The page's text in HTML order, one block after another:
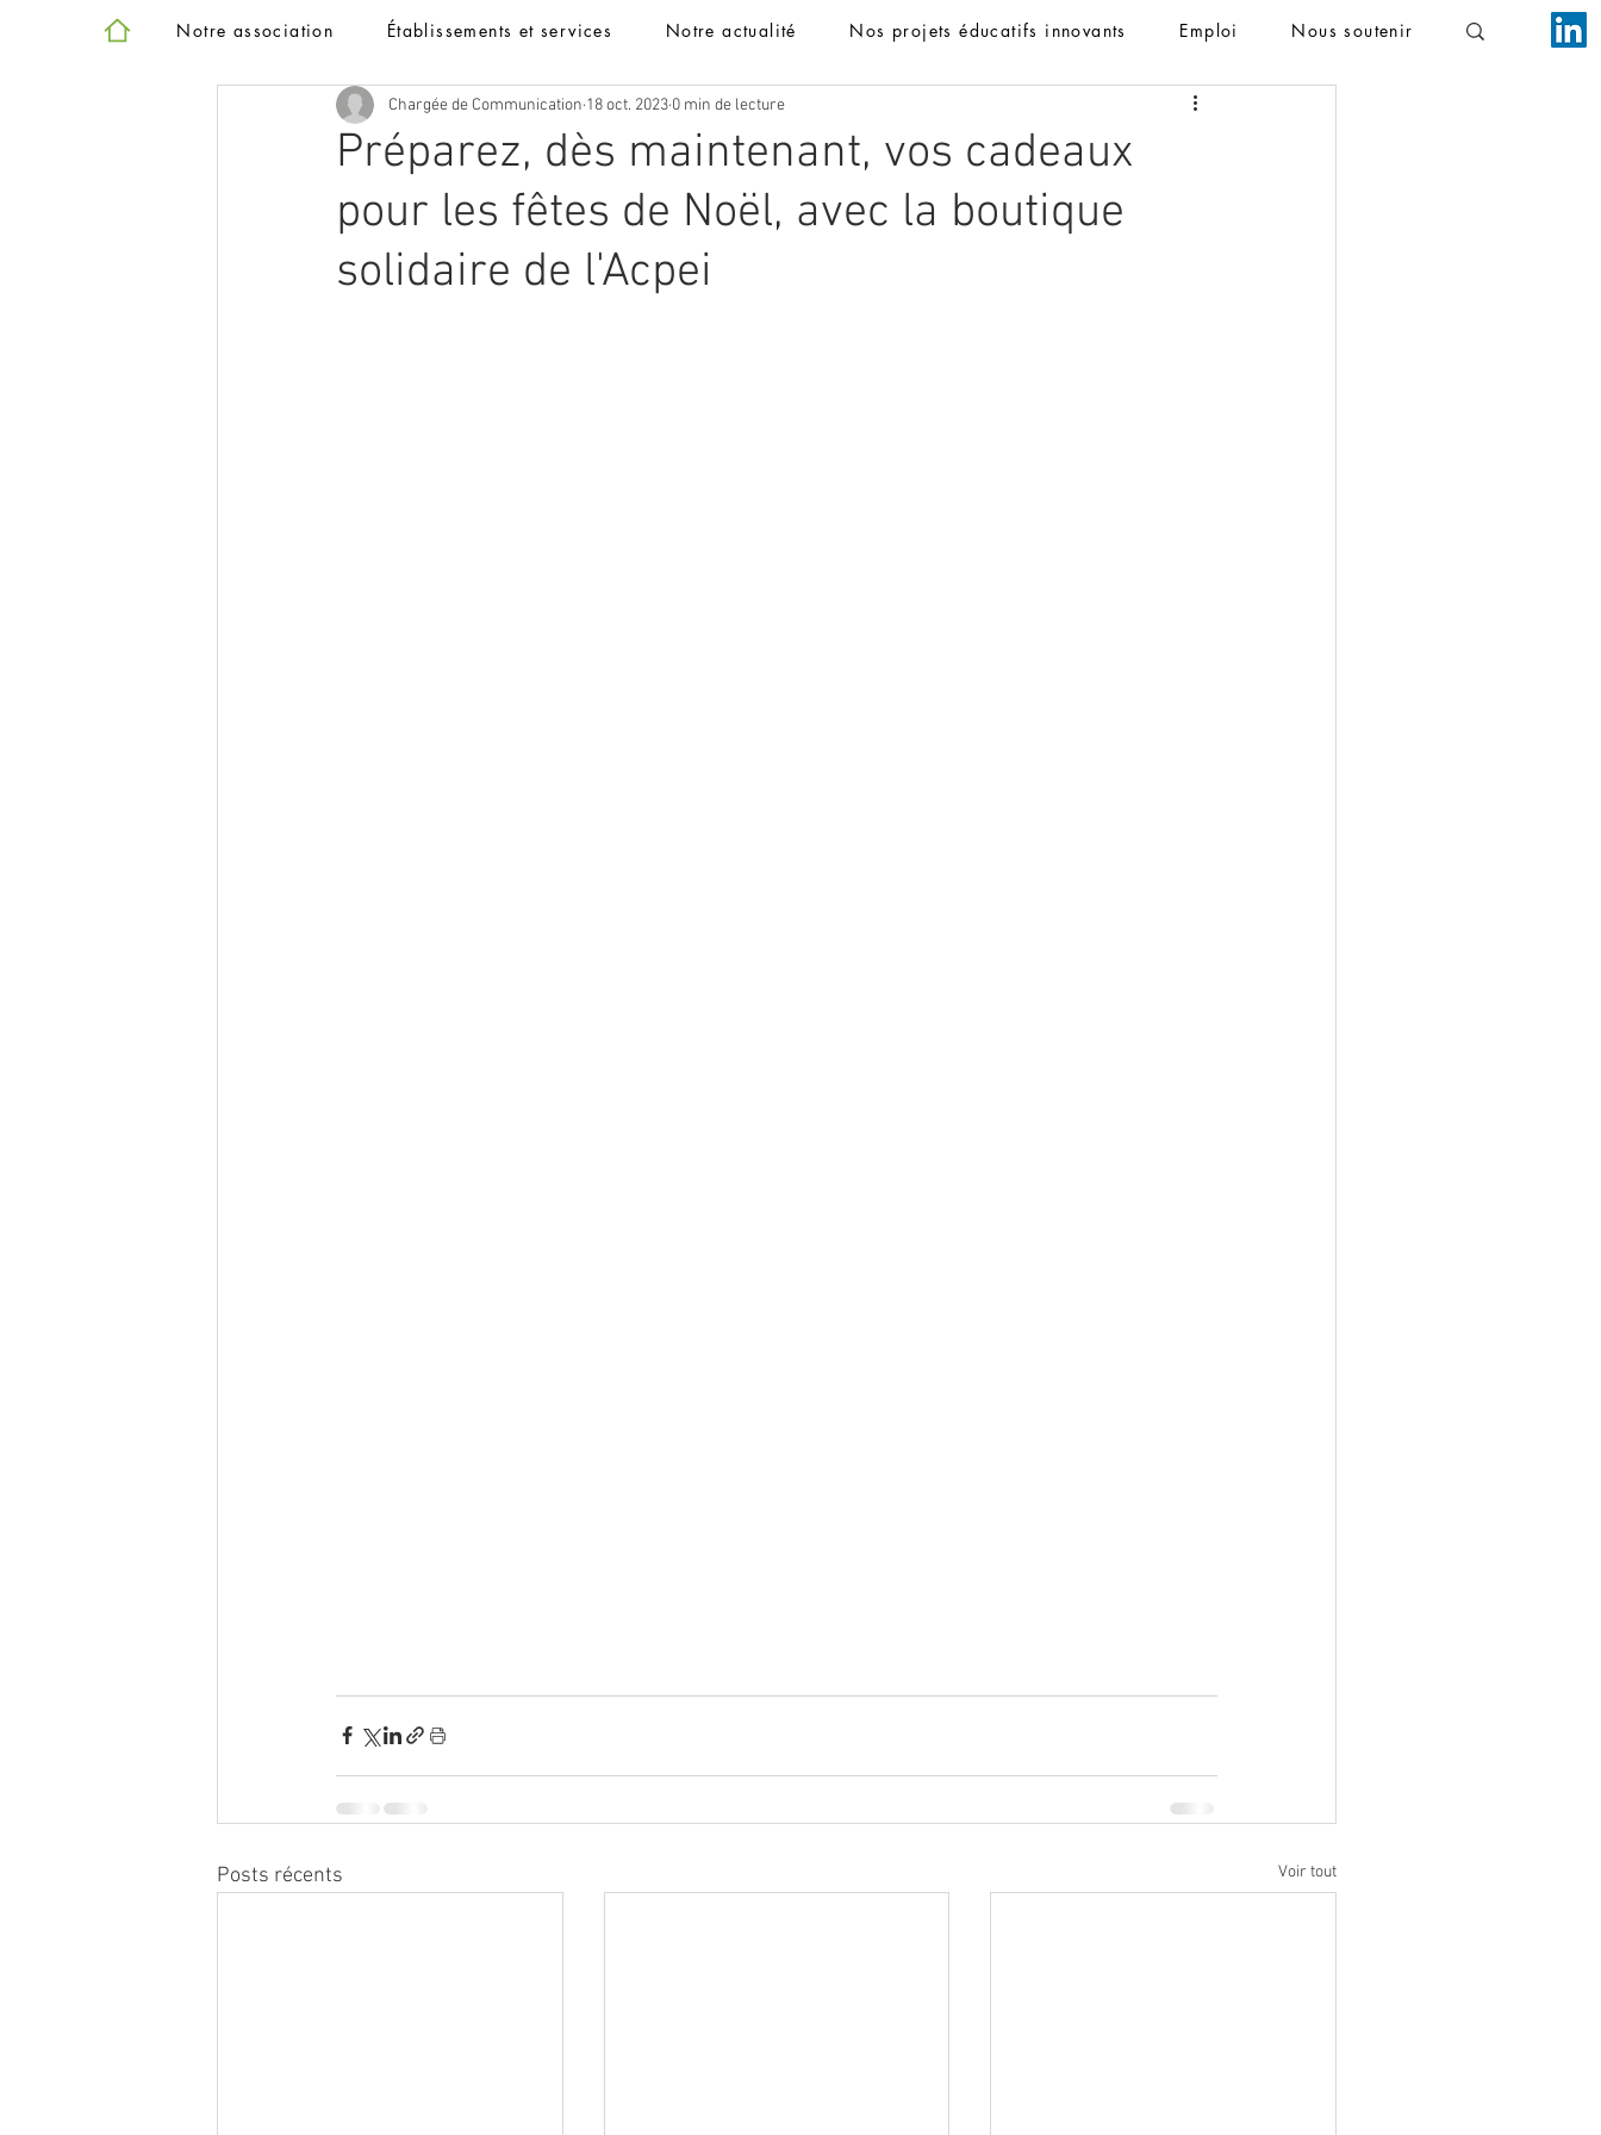
Notre association Établissements et services Notre actualité Nos projets éducatifs innovants Emploi Nous soutenir
Préparez, dès maintenant, vos cadeaux
pour les fêtes de Noël, avec la boutique
solidaire de l'Acpei
Chargée de Communication 18 oct. 2023 0 min de lecture
Posts récents Voir tout